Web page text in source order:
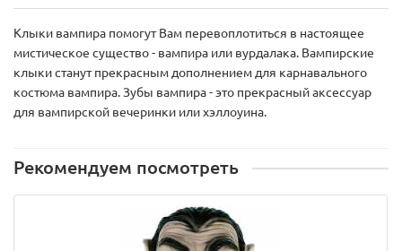
Клыки вампира помогут Вам перевоплотиться в настоящее
мистическое существо - вампира или вурдалака. Вампирские
клыки станут прекрасным дополнением для карнавального
костюма вампира. Зубы вампира - это прекрасный аксессуар
для вампирской вечеринки или хэллоуина.
Рекомендуем посмотреть